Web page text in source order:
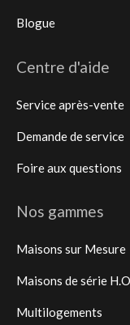
Blogue
Centre d'aide
Service après-vente
Demande de service
Foire aux questions
Nos gammes
Maisons sur Mesure
Maisons de série
Multilogements